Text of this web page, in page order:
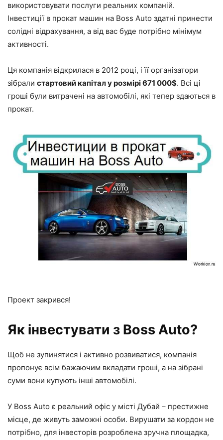
використовувати послуги реальних компаній.
Інвестиції в прокат машин на Boss Auto здатні принести
солідні відрахування, а від вас буде потрібно мінімум
активності.
Ця компанія відкрилася в 2012 році, і її організатори
зібрали стартовий капітал у розмірі 671 000$. Всі ці
гроші були витрачені на автомобілі, які тепер здаються в
прокат.
Проект закрився!
Як інвестувати з Boss Auto?
Щоб не зупинятися і активно розвиватися, компанія
пропонує всім бажаючим вкладати гроші, а на зібрані
суми вони купують інші автомобілі.
У Boss Auto є реальний офіс у місті Дубай – престижне
місце, де живуть заможні особи. Вирушати за кордон не
потрібно, для інвесторів розроблена зручна площадка,